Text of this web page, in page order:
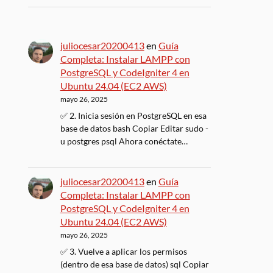
juliocesar20200413en Guía
Completa: Instalar LAMPP con
PostgreSQL y CodeIgniter 4 en
Ubuntu 24.04 (EC2 AWS)
mayo 26, 2025
✅ 2. Inicia sesión en PostgreSQL en esa
base de datos bash Copiar Editar sudo -
u postgres psql Ahora conéctate…
juliocesar20200413en Guía
Completa: Instalar LAMPP con
PostgreSQL y CodeIgniter 4 en
Ubuntu 24.04 (EC2 AWS)
mayo 26, 2025
✅ 3. Vuelve a aplicar los permisos
(dentro de esa base de datos) sql Copiar